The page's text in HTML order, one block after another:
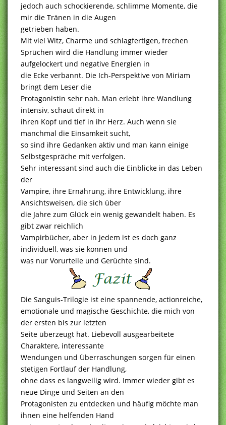
jedoch auch schockierende, schlimme Momente, die
mir die Tränen in die Augen
getrieben haben.
Mit viel Witz, Charme und schlagfertigen, frechen
Sprüchen wird die Handlung immer wieder
aufgelockert und negative Energien in
die Ecke verbannt. Die Ich-Perspektive von Miriam
bringt dem Leser die
Protagonistin sehr nah. Man erlebt ihre Wandlung
intensiv, schaut direkt in
ihren Kopf und tief in ihr Herz. Auch wenn sie
manchmal die Einsamkeit sucht,
so sind ihre Gedanken aktiv und man kann einige
Selbstgespräche mit verfolgen.
Sehr interessant sind auch die Einblicke in das Leben
der
Vampire, ihre Ernährung, ihre Entwicklung, ihre
Ansichtsweisen, die sich über
die Jahre zum Glück ein wenig gewandelt haben. Es
gibt zwar reichlich
Vampirbücher, aber in jedem ist es doch ganz
individuell, was sie können und
was nur Vorurteile und Gerüchte sind.
Die Sanguis-Trilogie ist eine spannende, actionreiche,
emotionale und magische Geschichte, die mich von
der ersten bis zur letzten
Seite überzeugt hat. Liebevoll ausgearbeitete
Charaktere, interessante
Wendungen und Überraschungen sorgen für einen
stetigen Fortlauf der Handlung,
ohne dass es langweilig wird. Immer wieder gibt es
neue Dinge und Seiten an den
Protagonisten zu entdecken und häufig möchte man
ihnen eine helfenden Hand